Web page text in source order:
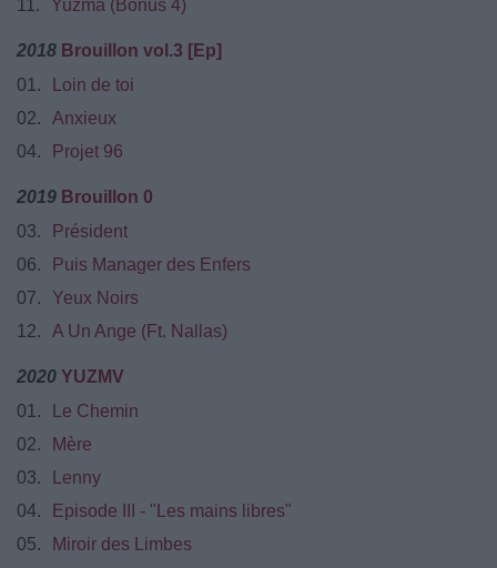
11.
Yuzma (Bonus 4)
2018 Brouillon vol.3 [Ep]
01.
Loin de toi
02.
Anxieux
04.
Projet 96
2019 Brouillon 0
03.
Président
06.
Puis Manager des Enfers
07.
Yeux Noirs
12.
A Un Ange (Ft. Nallas)
2020 YUZMV
01.
Le Chemin
02.
Mère
03.
Lenny
04.
Episode III - "Les mains libres"
05.
Miroir des Limbes